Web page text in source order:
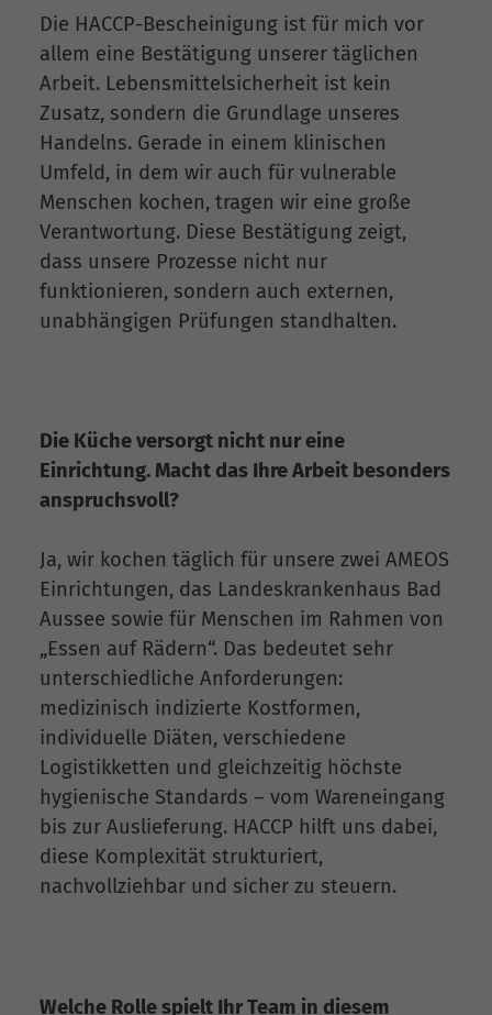
Die HACCP-Bescheinigung ist für mich vor
allem eine Bestätigung unserer täglichen
Arbeit. Lebensmittelsicherheit ist kein
Zusatz, sondern die Grundlage unseres
Handelns. Gerade in einem klinischen
Umfeld, in dem wir auch für vulnerable
Menschen kochen, tragen wir eine große
Verantwortung. Diese Bestätigung zeigt,
dass unsere Prozesse nicht nur
funktionieren, sondern auch externen,
unabhängigen Prüfungen standhalten.
Die Küche versorgt nicht nur eine
Einrichtung. Macht das Ihre Arbeit besonders
anspruchsvoll?
Ja, wir kochen täglich für unsere zwei AMEOS
Einrichtungen, das Landeskrankenhaus Bad
Aussee sowie für Menschen im Rahmen von
„Essen auf Rädern“. Das bedeutet sehr
unterschiedliche Anforderungen:
medizinisch indizierte Kostformen,
individuelle Diäten, verschiedene
Logistikketten und gleichzeitig höchste
hygienische Standards – vom Wareneingang
bis zur Auslieferung. HACCP hilft uns dabei,
diese Komplexität strukturiert,
nachvollziehbar und sicher zu steuern.
Welche Rolle spielt Ihr Team in diesem